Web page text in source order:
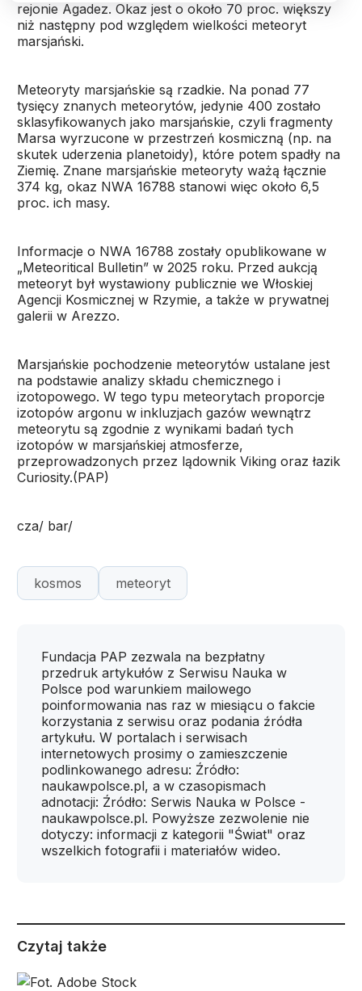
rejonie Agadez. Okaz jest o około 70 proc. większy
niż następny pod względem wielkości meteoryt
marsjański.
Meteoryty marsjańskie są rzadkie. Na ponad 77
tysięcy znanych meteorytów, jedynie 400 zostało
sklasyfikowanych jako marsjańskie, czyli fragmenty
Marsa wyrzucone w przestrzeń kosmiczną (np. na
skutek uderzenia planetoidy), które potem spadły na
Ziemię. Znane marsjańskie meteoryty ważą łącznie
374 kg, okaz NWA 16788 stanowi więc około 6,5
proc. ich masy.
Informacje o NWA 16788 zostały opublikowane w
„Meteoritical Bulletin” w 2025 roku. Przed aukcją
meteoryt był wystawiony publicznie we Włoskiej
Agencji Kosmicznej w Rzymie, a także w prywatnej
galerii w Arezzo.
Marsjańskie pochodzenie meteorytów ustalane jest
na podstawie analizy składu chemicznego i
izotopowego. W tego typu meteorytach proporcje
izotopów argonu w inkluzjach gazów wewnątrz
meteorytu są zgodnie z wynikami badań tych
izotopów w marsjańskiej atmosferze,
przeprowadzonych przez lądownik Viking oraz łazik
Curiosity.(PAP)
cza/ bar/
kosmos meteoryt
Fundacja PAP zezwala na bezpłatny
przedruk artykułów z Serwisu Nauka w
Polsce pod warunkiem mailowego
poinformowania nas raz w miesiącu o fakcie
korzystania z serwisu oraz podania źródła
artykułu. W portalach i serwisach
internetowych prosimy o zamieszczenie
podlinkowanego adresu: Źródło:
naukawpolsce.pl, a w czasopismach
adnotacji: Źródło: Serwis Nauka w Polsce -
naukawpolsce.pl. Powyższe zezwolenie nie
dotyczy: informacji z kategorii "Świat" oraz
wszelkich fotografii i materiałów wideo.
Czytaj także